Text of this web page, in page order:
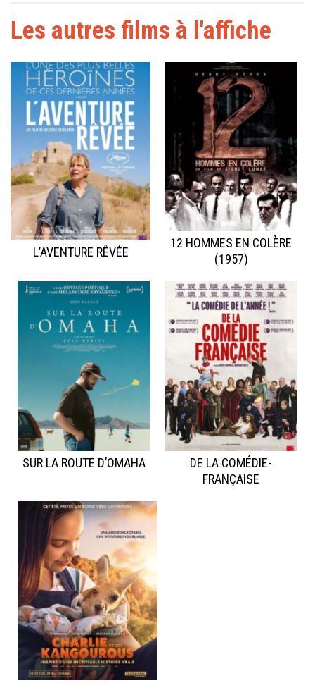
Les autres films à l'affiche
L’AVENTURE RÊVÉE
12 HOMMES EN COLÈRE
(1957)
SUR LA ROUTE D’OMAHA
DE LA COMÉDIE-
FRANÇAISE